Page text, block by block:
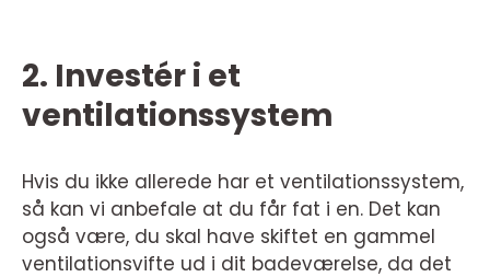
2. Investér i et
ventilationssystem
Hvis du ikke allerede har et ventilationssystem,
så kan vi anbefale at du får fat i en. Det kan
også være, du skal have skiftet en gammel
ventilationsvifte ud i dit badeværelse, da det